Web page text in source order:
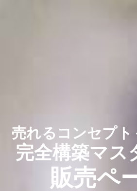
売れるコンセプト
完全構築マス
販売ペ